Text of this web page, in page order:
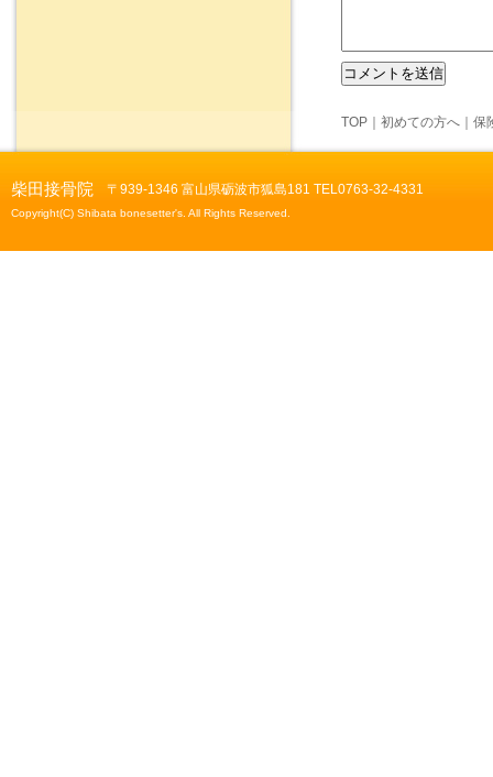
TOP 初めての方へ 保
柴田接骨院 〒939-1346 富山県砺波市狐島181 TEL0763-32-4331
Copyright(C) Shibata bonesetter's. All Rights Reserved.